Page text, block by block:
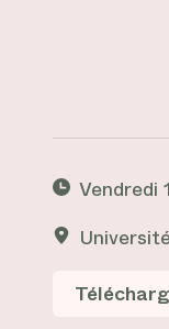
Lisa
Vendredi